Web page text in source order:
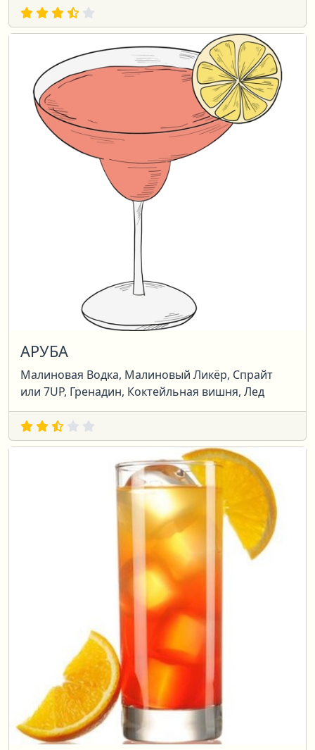
АРУБА
Малиновая Водка, Малиновый Ликёр, Спрайт
или 7UP, Гренадин, Коктейльная вишня, Лед